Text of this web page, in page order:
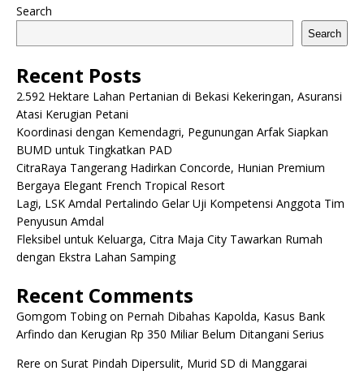
Search
Search
Recent Posts
2.592 Hektare Lahan Pertanian di Bekasi Kekeringan, Asuransi
Atasi Kerugian Petani
Koordinasi dengan Kemendagri, Pegunungan Arfak Siapkan
BUMD untuk Tingkatkan PAD
CitraRaya Tangerang Hadirkan Concorde, Hunian Premium
Bergaya Elegant French Tropical Resort
Lagi, LSK Amdal Pertalindo Gelar Uji Kompetensi Anggota Tim
Penyusun Amdal
Fleksibel untuk Keluarga, Citra Maja City Tawarkan Rumah
dengan Ekstra Lahan Samping
Recent Comments
Gomgom Tobingon Pernah Dibahas Kapolda, Kasus Bank
Arfindo dan Kerugian Rp 350 Miliar Belum Ditangani Serius
Rere on Surat Pindah Dipersulit, Murid SD di Manggarai